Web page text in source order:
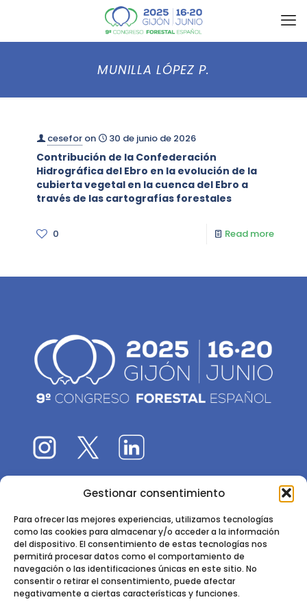
Gestionar consentimiento
Para ofrecer las mejores experiencias, utilizamos tecnologías
como las cookies para almacenar y/o acceder a la información
del dispositivo. El consentimiento de estas tecnologías nos
permitirá procesar datos como el comportamiento de
navegación o las identificaciones únicas en este sitio. No
consentir o retirar el consentimiento, puede afectar
negativamente a ciertas características y funciones.
MUNILLA LÓPEZ P.
cesefor on 30 de junio de 2026
Contribución de la Confederación
Hidrográfica del Ebro en la evolución de la
cubierta vegetal en la cuenca del Ebro a
través de las cartografías forestales
0 Read more
El 9CFE es una actividad promovida por laSociedad
Instituto de Ciencias Forestales, INIA-CSIC
Ctra. de la Coruña km 7,5 - 28040 Madrid